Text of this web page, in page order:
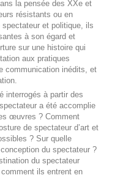
la pensée des XXe et
résistants ou en
et politique, ils
à son égard et
sur une histoire qui
aux pratiques
communication inédits, et
interrogés à partir des
a été accomplie
œuvres ? Comment
de spectateur d’art et
? Sur quelle
du spectateur ?
du spectateur
ils entrent en